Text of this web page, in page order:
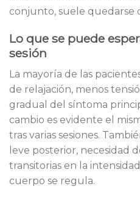
conjunto, suele quedarse
Lo que se puede
sesión
La mayoría de las
de relajación, menos
gradual del síntoma
cambio es evidente el
tras varias sesiones.
leve posterior, necesidad
transitorias en la
cuerpo se regula.